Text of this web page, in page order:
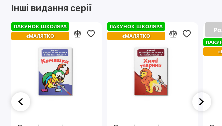
Інші видання серії
ПАКУНОК ШКОЛЯРА
єМАЛЯТКО
ПАКУНОК ШКОЛЯРА
єМАЛЯТКО
ПАКУНОК ШКОЛЯРА
єМАЛЯТКО
ПАКУНОК ШКОЛЯРА
єМАЛЯТКО